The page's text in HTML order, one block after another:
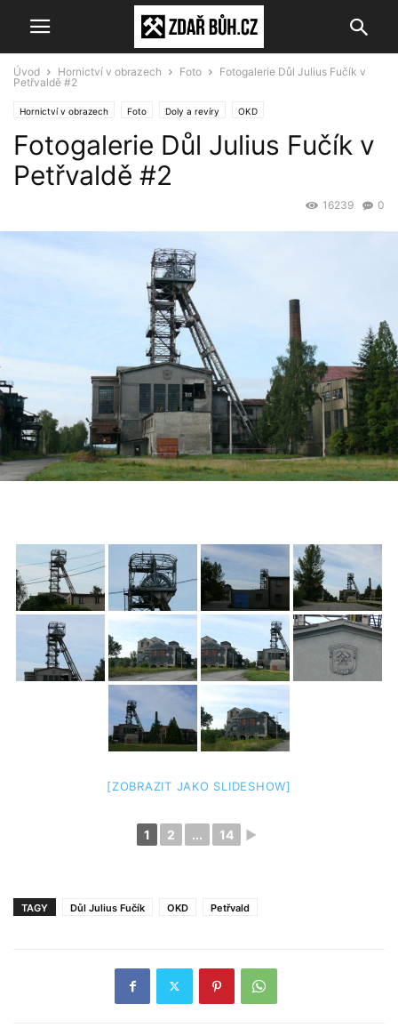
Úvod Hornictví v obrazech Foto
Fotogalerie Důl Julius Fučík v
Petřvaldě #2
Hornictví v obrazech Foto Doly a revíry OKD
Fotogalerie Důl Julius Fučík v
Petřvaldě #2
0
16239
[ZOBRAZIT JAKO SLIDESHOW]
1 2 ... 14 ►
TAGY Důl Julius Fučík OKD Petřvald